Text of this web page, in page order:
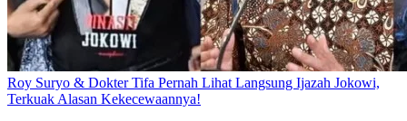
Roy Suryo & Dokter Tifa Pernah Lihat Langsung Ijazah Jokowi,
Terkuak Alasan Kekecewaannya!